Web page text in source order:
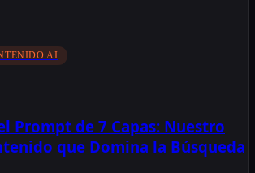
AI
Prompt de 7 Capas: Nuestro
que Domina la Búsqueda